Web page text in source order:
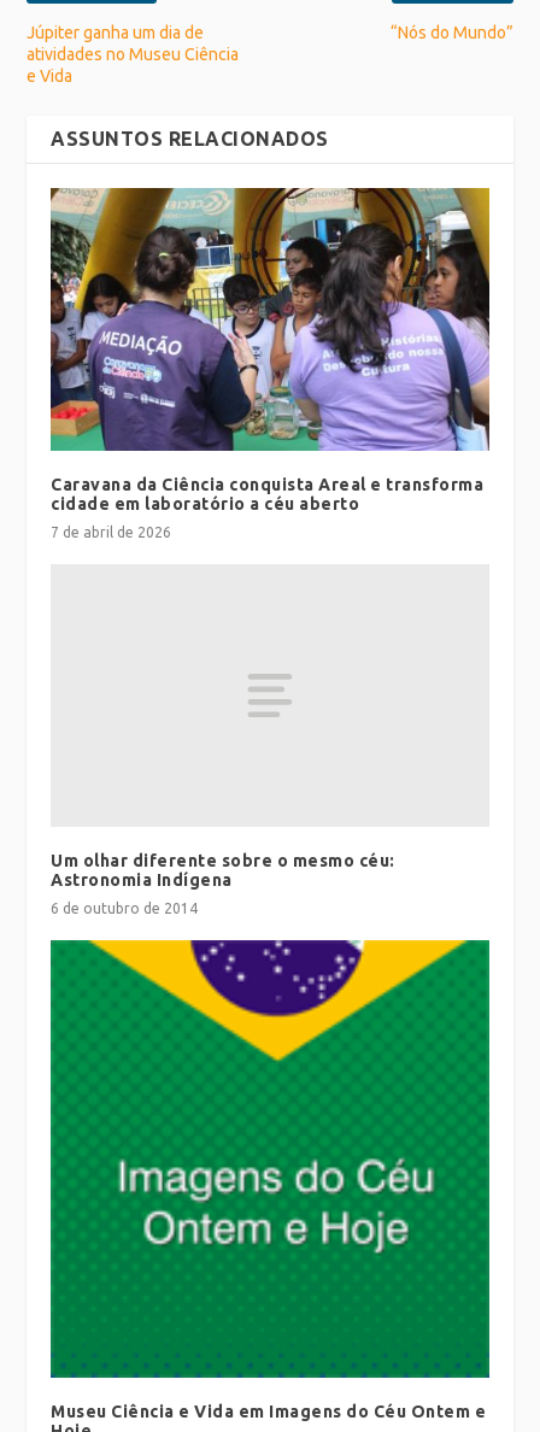
Júpiter ganha um dia de
atividades no Museu Ciência
e Vida
“Nós do Mundo”
ASSUNTOS RELACIONADOS
Caravana da Ciência conquista Areal e transforma
cidade em laboratório a céu aberto
7 de abril de 2026
Um olhar diferente sobre o mesmo céu:
Astronomia Indígena
6 de outubro de 2014
Museu Ciência e Vida em Imagens do Céu Ontem e